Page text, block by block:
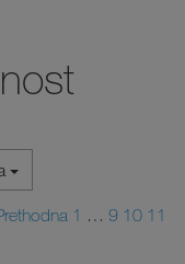
1 … 9 10 11